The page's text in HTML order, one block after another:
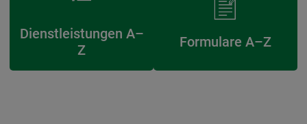
Dienstleistungen A–
Z
Formulare A–Z